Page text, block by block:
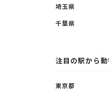
埼玉県
千葉県
注目の駅から
東京都